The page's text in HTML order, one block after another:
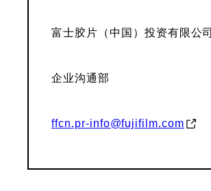
富士胶片（中国）投资有限公司
企业沟通部
ffcn.pr-info@fujifilm.com